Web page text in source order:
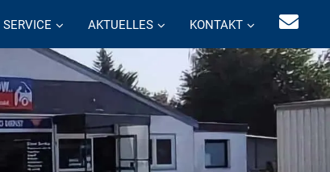
SERVICE AKTUELLES KONTAKT